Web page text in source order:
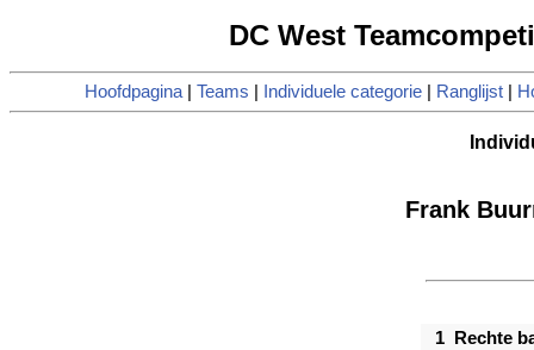
DC West
Hoofdpagina| Teams Individuele categorie Ranglijst
Frank
1
Rechte